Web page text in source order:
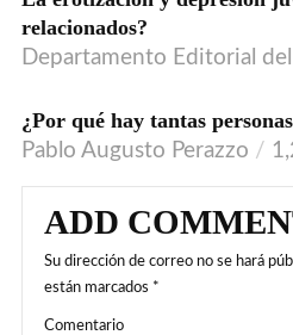
VIDEO
relacionados?
Departamento Editorial del
¿Por qué hay tantas
Pablo Augusto Perazzo
ADD
Su dirección de correo no se hará
están marcados *
Comentario